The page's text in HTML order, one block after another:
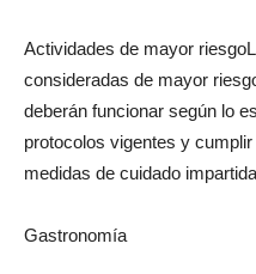
Actividades de mayor
consideradas de mayor
deberán funcionar según lo
protocolos vigentes y
medidas de cuidado
Gastronomía